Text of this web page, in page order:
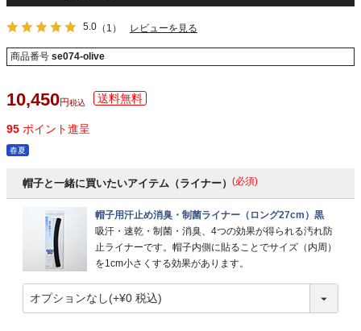
5.0 （1） レビューを見る
商品番号 se074-olive
10,450 税込
95 ポイント進呈
春夏
帽子と一緒に買いたいアイテム（ライナー） (必須)
帽子用汗止め消臭・制菌ライナー（ロング27cm）黒
吸汗・速乾・制菌・消臭、4つの効果が得られる汚れ防
止ライナーです。帽子内側に貼ることでサイズ（内周）
を1cm小さくする効果があります。